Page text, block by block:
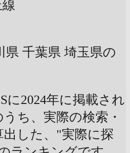
県 千葉県 埼玉県の
に2024年に掲載され
ち、実際の検索・
出した、"実際に探